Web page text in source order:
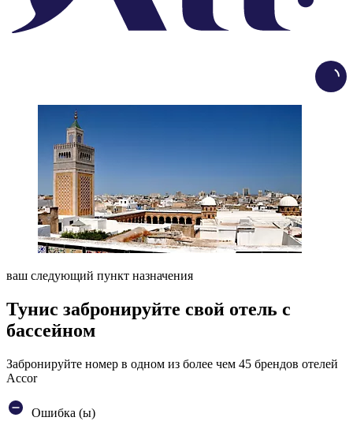
ваш следующий пункт назначения
Тунис забронируйте свой отель с
бассейном
Забронируйте номер в одном из более чем 45 брендов отелей
Accor
Ошибка (ы)